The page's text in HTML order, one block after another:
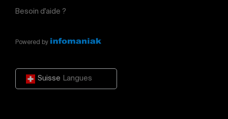
Besoin d'aide ?
Powered by
Suisse Langues